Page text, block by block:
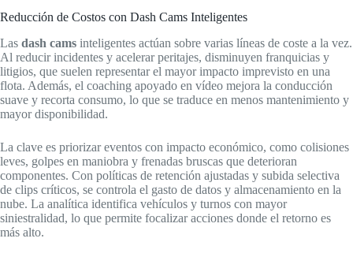
Reducción de Costos con Dash Cams Inteligentes
Las dash cams inteligentes actúan sobre varias líneas de coste a la vez.
Al reducir incidentes y acelerar peritajes, disminuyen franquicias y
litigios, que suelen representar el mayor impacto imprevisto en una
flota. Además, el coaching apoyado en vídeo mejora la conducción
suave y recorta consumo, lo que se traduce en menos mantenimiento y
mayor disponibilidad.
La clave es priorizar eventos con impacto económico, como colisiones
leves, golpes en maniobra y frenadas bruscas que deterioran
componentes. Con políticas de retención ajustadas y subida selectiva
de clips críticos, se controla el gasto de datos y almacenamiento en la
nube. La analítica identifica vehículos y turnos con mayor
siniestralidad, lo que permite focalizar acciones donde el retorno es
más alto.